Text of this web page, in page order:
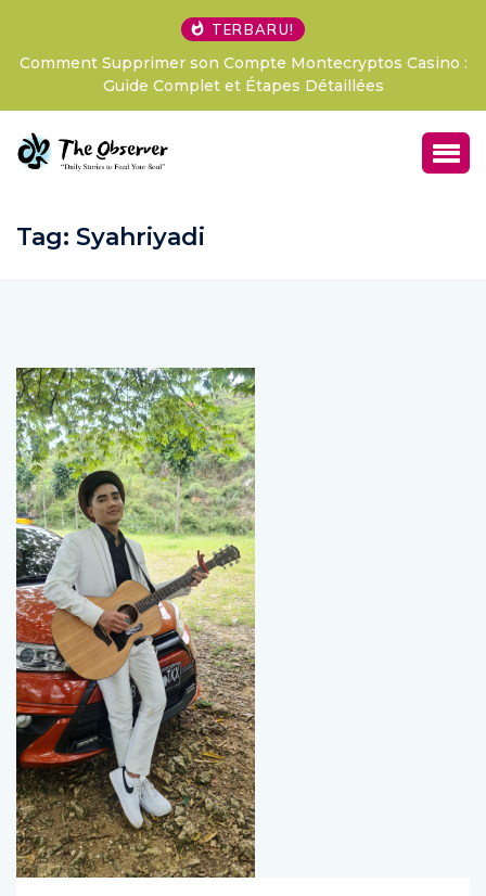
TERBARU!
Comment Supprimer son Compte Montecryptos Casino :
Guide Complet et Étapes Détaillées
Tag: Syahriyadi